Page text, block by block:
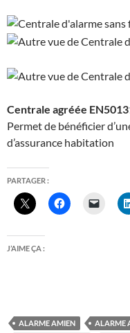
Centrale agréée
Permet de bénéficier
d’assurance habitation
PARTAGER :
J’AIME ÇA :
ALARME AMIEN ALARME